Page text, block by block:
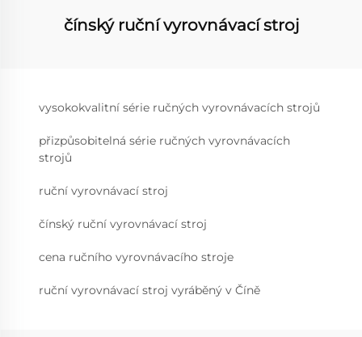
čínský ruční vyrovnávací stroj
vysokokvalitní série ručných vyrovnávacích strojů
přizpůsobitelná série ručných vyrovnávacích
strojů
ruční vyrovnávací stroj
čínský ruční vyrovnávací stroj
cena ručního vyrovnávacího stroje
ruční vyrovnávací stroj vyráběný v Číně